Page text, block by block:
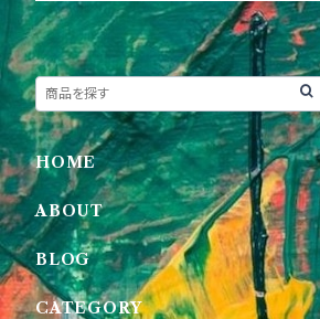
HOME
ABOUT
BLOG
CATEGORY